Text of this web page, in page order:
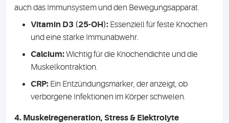
auch das Immunsystem und den Bewegungsapparat.
Vitamin D3 (25-OH): Essenziell für feste Knochen
und eine starke Immunabwehr.
Calcium:Wichtig für die Knochendichte und die
Muskelkontraktion.
CRP: Ein Entzündungsmarker, der anzeigt, ob
verborgene Infektionen im Körper schwelen.
4. Muskelregeneration, Stress & Elektrolyte